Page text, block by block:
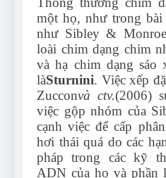
một họ, như trong
như Sibley &
loài chim dạng chim
và hạ chim dạng sáo
làSturnini. Việc xếp
Zucconvà ctv.(2006)
việc gộp nhóm của
cạnh việc để cấp
hơi thái quá do các
pháp trong các kỹ
ADN của họ và phần